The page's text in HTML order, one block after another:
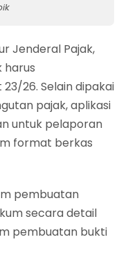
Jenderal Pajak,
harus
26. Selain dipakai
pajak, aplikasi
untuk pelaporan
format berkas
pembuatan
secara detail
pembuatan bukti